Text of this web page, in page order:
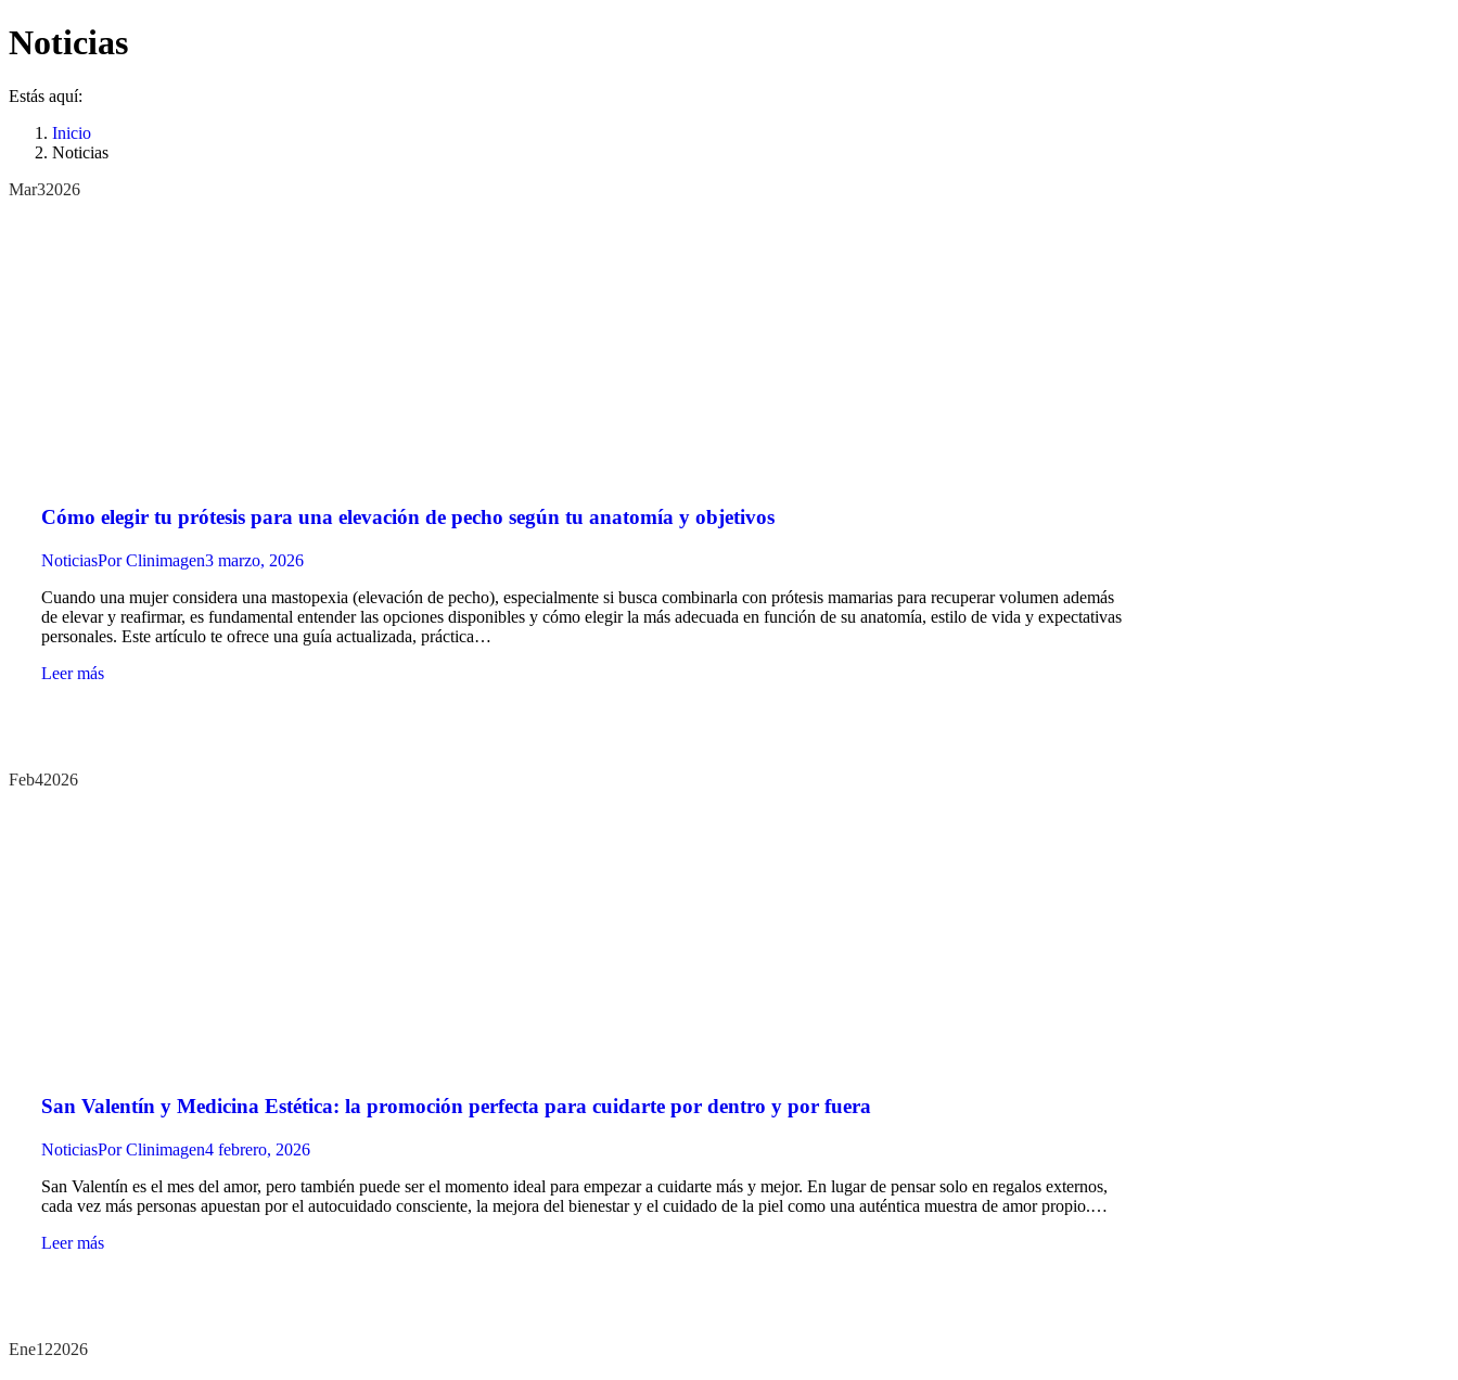
Noticias
Estás aquí:
Inicio
Noticias
Mar32026
Cómo elegir tu prótesis para una elevación de pecho según tu anatomía y objetivos
NoticiasPorClinimagen3 marzo, 2026
Cuando una mujer considera una mastopexia (elevación de pecho), especialmente si busca combinarla con prótesis mamarias para recuperar volumen además
de elevar y reafirmar, es fundamental entender las opciones disponibles y cómo elegir la más adecuada en función de su anatomía, estilo de vida y expectativas
personales. Este artículo te ofrece una guía actualizada, práctica…
Leer más
Feb42026
San Valentín y Medicina Estética: la promoción perfecta para cuidarte por dentro y por fuera
NoticiasPorClinimagen4 febrero, 2026
San Valentín es el mes del amor, pero también puede ser el momento ideal para empezar a cuidarte más y mejor. En lugar de pensar solo en regalos externos,
cada vez más personas apuestan por el autocuidado consciente, la mejora del bienestar y el cuidado de la piel como una auténtica muestra de amor propio.…
Leer más
Ene122026